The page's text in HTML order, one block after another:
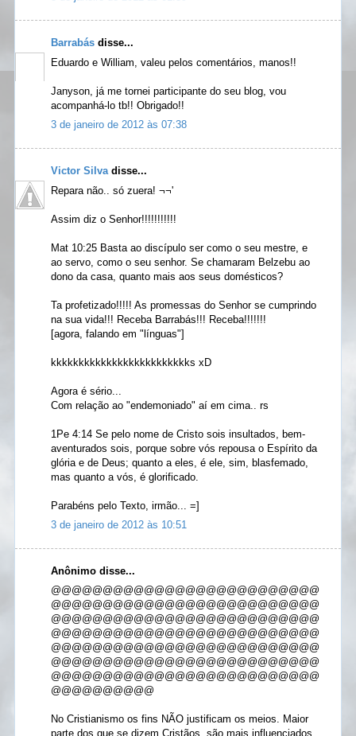
Barrabás disse...
Eduardo e William, valeu pelos comentários, manos!!
Janyson, já me tornei participante do seu blog, vou
acompanhá-lo tb!! Obrigado!!
3 de janeiro de 2012 às 07:38
Victor Silva disse...
Repara não.. só zuera! ¬¬'
Assim diz o Senhor!!!!!!!!!!!
Mat 10:25 Basta ao discípulo ser como o seu mestre, e
ao servo, como o seu senhor. Se chamaram Belzebu ao
dono da casa, quanto mais aos seus domésticos?
Ta profetizado!!!!! As promessas do Senhor se cumprindo
na sua vida!!! Receba Barrabás!!! Receba!!!!!!!
[agora, falando em "línguas"]
kkkkkkkkkkkkkkkkkkkkkkkkks xD
Agora é sério...
Com relação ao "endemoniado" aí em cima.. rs
1Pe 4:14 Se pelo nome de Cristo sois insultados, bem-
aventurados sois, porque sobre vós repousa o Espírito da
glória e de Deus; quanto a eles, é ele, sim, blasfemado,
mas quanto a vós, é glorificado.
Parabéns pelo Texto, irmão... =]
3 de janeiro de 2012 às 10:51
Anônimo disse...
@@@@@@@@@@@@@@@@@@@@@@@@@@
@@@@@@@@@@@@@@@@@@@@@@@@@@
@@@@@@@@@@@@@@@@@@@@@@@@@@
@@@@@@@@@@@@@@@@@@@@@@@@@@
@@@@@@@@@@@@@@@@@@@@@@@@@@
@@@@@@@@@@@@@@@@@@@@@@@@@@
@@@@@@@@@@@@@@@@@@@@@@@@@@
@@@@@@@@@@
No Cristianismo os fins NÃO justificam os meios. Maior
parte dos que se dizem Cristãos, são mais influenciados